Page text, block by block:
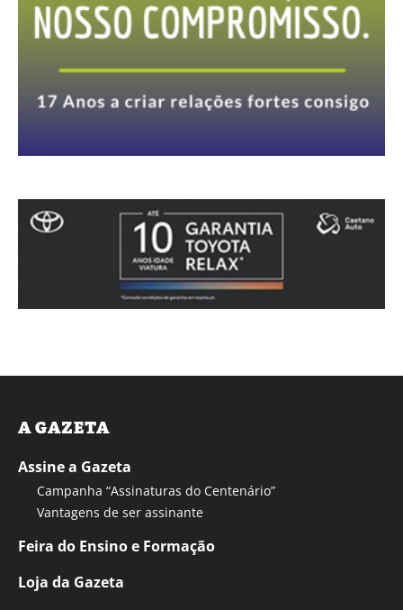
A GAZETA
Assine a Gazeta
Campanha “Assinaturas do Centenário”
Vantagens de ser assinante
Feira do Ensino e Formação
Loja da Gazeta